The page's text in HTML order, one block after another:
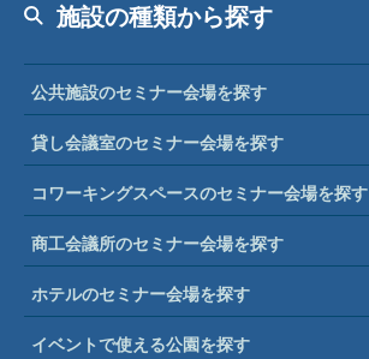
施設の種類から探す
公共施設のセミナー会場を探す
貸し会議室のセミナー会場を探す
コワーキングスペースのセミナー会場を探す
商工会議所のセミナー会場を探す
ホテルのセミナー会場を探す
イベントで使える公園を探す